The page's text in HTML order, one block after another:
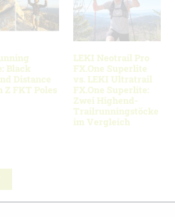
Black
Distance
Z FKT Poles
LEKI Neotrail Pro
FX.One Superlite
vs. LEKI Ultratrail
FX.One Superlite:
Zwei Highend-
Trailrunningstöcke
im Vergleich